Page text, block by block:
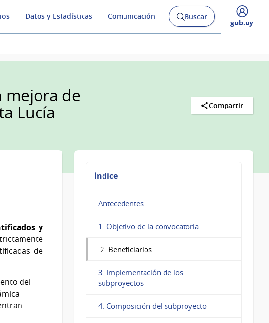
Datos y Estadísticas Comunicación
Abrir
buscador
Buscar
Desplegar
gub.uy
mejora de
Lucía
Compartir
y
de
del
Índice
Antecedentes
1. Objetivo de la convocatoria
2. Beneficiarios
3. Implementación de los
subproyectos
4. Composición del subproyecto